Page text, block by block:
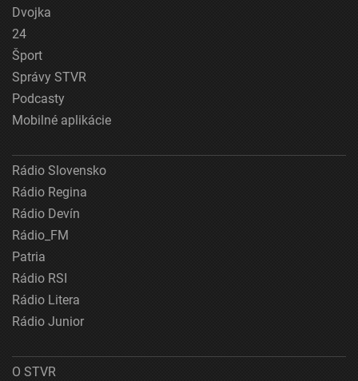
Dvojka
24
Šport
Správy STVR
Podcasty
Mobilné aplikácie
Rádio Slovensko
Rádio Regina
Rádio Devín
Rádio_FM
Patria
Rádio RSI
Rádio Litera
Rádio Junior
O STVR